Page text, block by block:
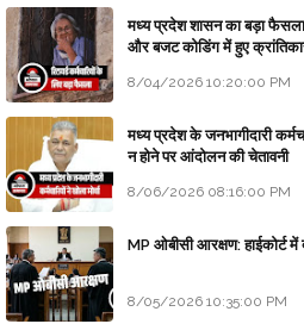
मध्य प्रदेश शासन का बड़ा फैसला:
और बजट कोडिंग में हुए
8/04/2026 10:20:00 PM
मध्य प्रदेश के जनभागीदारी
न होने पर आंदोलन की चेतावनी
8/06/2026 08:16:00 PM
MP ओबीसी आरक्षण: हाईकोर्ट में
8/05/2026 10:35:00 PM